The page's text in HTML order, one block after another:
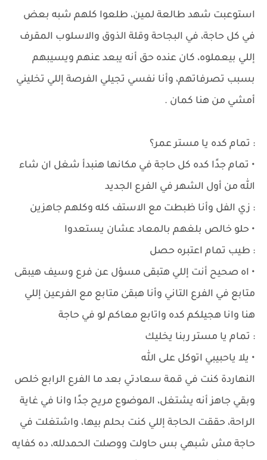
استوعبت شهد طالعة لمين، طلعوا كلهم شبه بعض
في كل حاجة، في البجاحة وقلة الذوق والاسلوب المقرف
إللي بيعملوه، كان عنده حق أنه يبعد عنهم ويسيبهم
بسبب تصرفاتهم، وأنا نفسي تجيلي الفرصة إللي تخليني
أمشي من هنا كمان .
: تمام كده يا مستر عمر؟
• تمام جدًا كده كل حاجة في مكانها هنبدأ شغل ان شاء
الله من أول الشهر في الفرع الجديد
: زي الفل وأنا ظبطت مع الاستف كله وكلهم جاهزين
• حلو خالص بلغهم بالمعاد عشان يستعدوا
: طيب تمام اعتبره حصل
• اه صحيح أنت إللي هتبقى مسؤل عن فرع وسيف هيبقى
متابع في الفرع التاني وأنا هبقىٰ متابع مع الفرعين إللي
هنا وانا هجيلكم كده واتابع معاكم لو في حاجة
: تمام يا مستر ربنا يخليك
• يلا ياحبيبي اتوكل على الله
النهاردة كنت في قمة سعادتي بعد ما الفرع الرابع خلص
وبقي جاهز أنه يشتغل، الموضوع مريح جدًا وانا في غاية
الراحة، حققت الحاجة إللي كنت بحلم بيها، واشتغلت في
حاجة مش شبهي بس حاولت ووصلت الحمدلله، ده كفايه